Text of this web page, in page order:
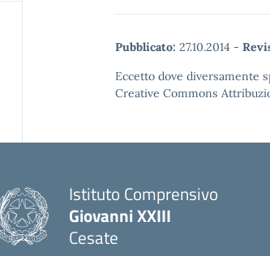
Pubblicato: 27.10.2014 -
Eccetto dove diversamente
Creative Commons
Istituto Comprensivo
Giovanni XXIII
Cesate